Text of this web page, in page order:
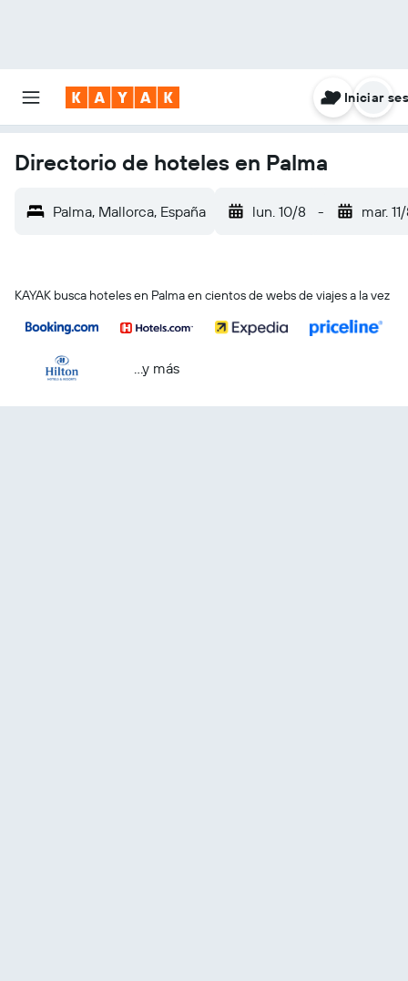
Iniciar
Directorio de hoteles en Palma
Palma, Mallorca, España lun. 10/8 - mar.
KAYAK busca hoteles en Palma en cientos de webs de viajes a la vez
...y más